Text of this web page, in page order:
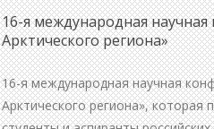
16-я международная
Арктического региона»
2017-
02-
03
16-я международная научная
Арктического региона»,